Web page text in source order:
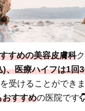
すめの美容皮膚科
、医療ハイフは1回
受けることができま
おすすめの医院です